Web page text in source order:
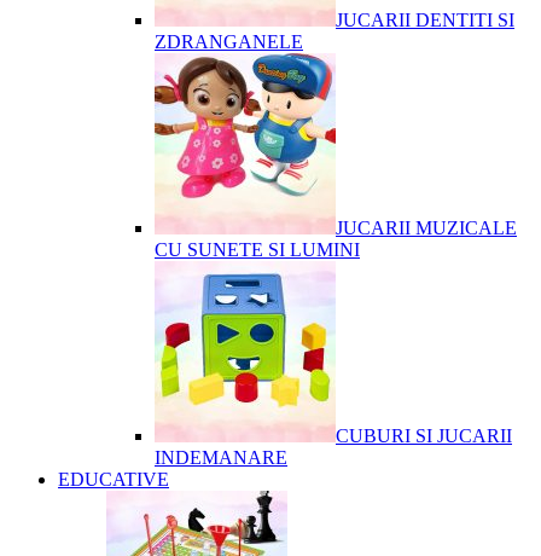
JUCARII DENTITI SI
ZDRANGANELE
JUCARII MUZICALE
CU SUNETE SI LUMINI
CUBURI SI JUCARII
INDEMANARE
EDUCATIVE